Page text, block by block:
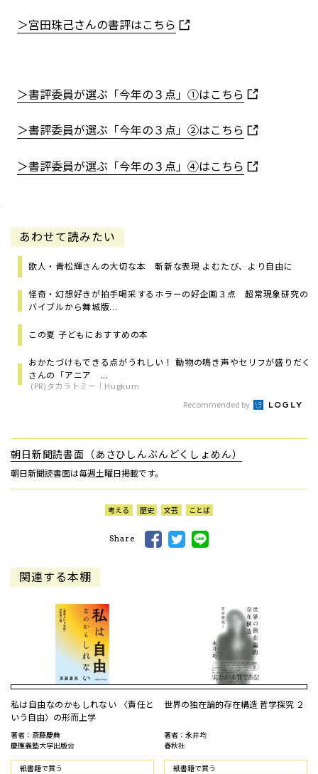
＞宮田珠己さんの書評はこちら
＞書評委員が選ぶ「今年の３点」①はこちら
＞書評委員が選ぶ「今年の３点」②はこちら
＞書評委員が選ぶ「今年の３点」④はこちら
あわせて読みたい
歌人・青松輝さんの大切な本 斬新な表現 よむたび、より自由に
怪奇・幻想好きが拍手喝采するホラーの好企画３点 超常現象研究の
バイブルから舞城版...
この夏 子どもにおすすめの本
おかたづけもできる点がうれしい！ 動物の鳴き声やセリフが盛りだく
さんの「アニア ...
(PR)タカラトミー｜Hugkum
Recommended by
朝日新聞読書面（あさひしんぶんどくしょめん）
朝日新聞読書面は毎週土曜日掲載です。
考える 歴史 文芸 ことば
Share
関連する本棚
私は自由なのかもしれない 〈責任と
いう自由〉の形而上学
著者：斎藤慶典
慶應義塾大学出版会
紙書籍で買う
世界の独在論的存在構造 哲学探究 ２
著者：永井均
春秋社
紙書籍で買う